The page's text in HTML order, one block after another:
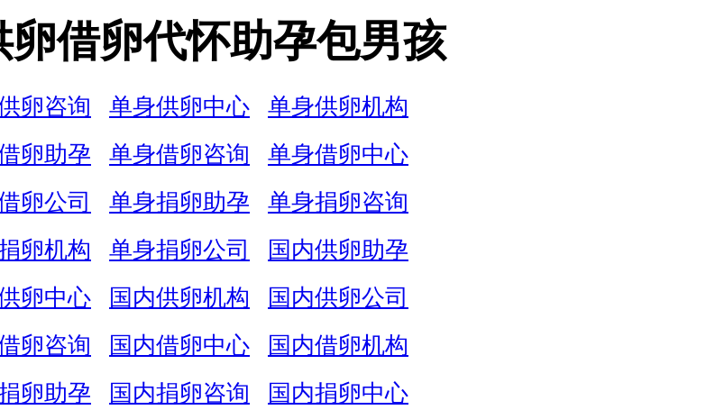
借卵代怀助孕包男孩
卵咨询 单身供卵中心
单身供卵机构
卵助孕 单身借卵咨询
单身借卵中心
卵公司 单身捐卵助孕
单身捐卵咨询
卵机构 单身捐卵公司
国内供卵助孕
卵中心 国内供卵机构
国内供卵公司
卵咨询 国内借卵中心
国内借卵机构
卵助孕 国内捐卵咨询
国内捐卵中心